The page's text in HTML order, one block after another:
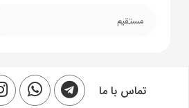
مستقیم
تماس با ما